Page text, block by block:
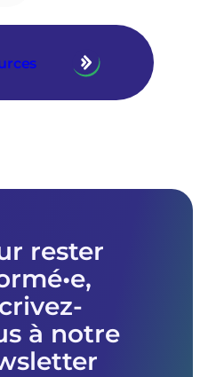
rester
à notre